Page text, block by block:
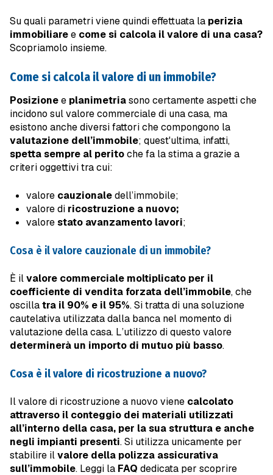
Su quali parametri viene quindi effettuata la perizia
immobiliaree come si calcola il valore di una casa?
Scopriamolo insieme.
Come si calcola il valore di un immobile?
Posizionee planimetriasono certamente aspetti che
incidono sul valore commerciale di una casa, ma
esistono anche diversi fattori che compongono la
valutazione dell’immobile; quest'ultima, infatti,
spetta sempre al peritoche fa la stima a grazie a
criteri oggettivi tra cui:
valore cauzionaledell’immobile;
valore di ricostruzione a nuovo;
valorestato avanzamento lavori;
Cosa è il valore cauzionale di un immobile?
È ilvalore commerciale moltiplicato per il
coefficiente di vendita forzata dell’immobile, che
oscillatra il 90% e il 95%. Si tratta di una soluzione
cautelativa utilizzata dalla banca nel momento di
valutazione della casa. L’utilizzo di questo valore
determinerà un importo di mutuo più basso.
Cosa è il valore di ricostruzione a nuovo?
Il valore di ricostruzione a nuovo viene calcolato
attraverso il conteggio dei materiali utilizzati
all’interno della casa, per la sua struttura e anche
negli impianti presenti. Si utilizza unicamente per
stabilire ilvalore della polizza assicurativa
sull’immobile. Leggi la FAQ dedicata per scoprire